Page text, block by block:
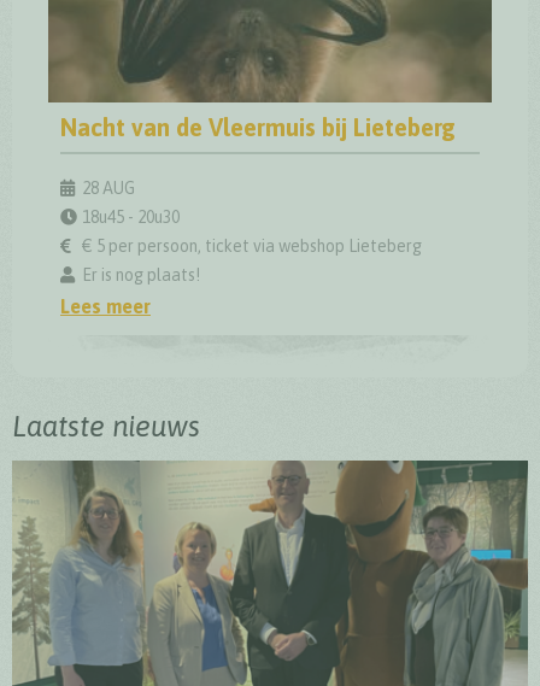
Nacht van de Vleermuis bij Lieteberg
Nacht van de Vleermuis bij Lieteberg
28 AUG
18u45 - 20u30
€ 5 per persoon, ticket via webshop Lieteberg
Er is nog plaats!
Lees meer
Laatste nieuws